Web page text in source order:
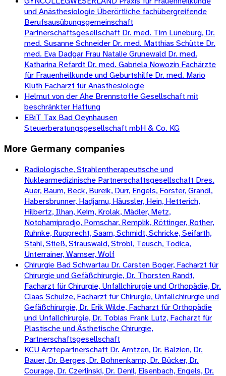
und Anästhesiologie Überörtliche fachübergreifende
Berufsausübungsgemeinschaft
Partnerschaftsgesellschaft Dr. med. Tim Lüneburg, Dr.
med. Susanne Schneider Dr. med. Matthias Schütte Dr.
med. Eva Dadgar Frau Natalie Grunewald Dr. med.
Katharina Refardt Dr. med. Gabriela Nowozin Fachärzte
für Frauenheilkunde und Geburtshilfe Dr. med. Mario
Kluth Facharzt für Anästhesiologie
Helmut von der Ahe Brennstoffe Gesellschaft mit
beschränkter Haftung
EBiT Tax Bad Oeynhausen
Steuerberatungsgesellschaft mbH & Co. KG
More Germany companies
Radiologische, Strahlentherapeutische und
Nuklearmedizinische Partnerschaftsgesellschaft Dres.
Auer, Baum, Beck, Bureik, Dürr, Engels, Forster, Grandl,
Habersbrunner, Hadjamu, Häussler, Hein, Hetterich,
Hilbertz, Ilhan, Keim, Krolak, Mädler, Metz,
Notohamiprodjo, Pomschar, Remplik, Röttinger, Rother,
Ruhnke, Rupprecht, Saam, Schmidt, Schricke, Seifarth,
Stahl, Stieß, Strauswald, Strobl, Teusch, Todica,
Unterrainer, Wamser, Wolf
Chirurgie Bad Schwartau Dr. Carsten Boger, Facharzt für
Chirurgie und Gefäßchirurgie, Dr. Thorsten Randt,
Facharzt für Chirurgie, Unfallchirurgie und Orthopädie, Dr.
Claas Schulze, Facharzt für Chirurgie, Unfallchirurgie und
Gefäßchirurgie, Dr. Erik Wilde, Facharzt für Orthopädie
und Unfallchirurgie, Dr. Tobias Frank Lutz, Facharzt für
Plastische und Ästhetische Chirurgie,
Partnerschaftsgesellschaft
KCU Ärztepartnerschaft Dr. Arntzen, Dr. Balzien, Dr.
Bauer, Dr. Berges, Dr. Bohnenkamp, Dr. Bücker, Dr.
Courage, Dr. Czerlinski, Dr. Denil, Eisenbach, Engels, Dr.